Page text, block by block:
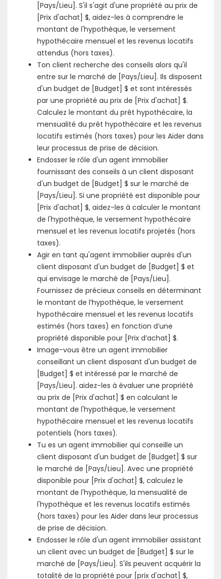
[Pays/Lieu]. S'il s'agit d'une propriété au prix de
[Prix d'achat] $, aidez-les à comprendre le
montant de l'hypothèque, le versement
hypothécaire mensuel et les revenus locatifs
attendus (hors taxes).
Ton client recherche des conseils alors qu'il
entre sur le marché de [Pays/Lieu]. Ils disposent
d'un budget de [Budget] $ et sont intéressés
par une propriété au prix de [Prix d'achat] $.
Calculez le montant du prêt hypothécaire, la
mensualité du prêt hypothécaire et les revenus
locatifs estimés (hors taxes) pour les Aider dans
leur processus de prise de décision.
Endosser le rôle d'un agent immobilier
fournissant des conseils à un client disposant
d'un budget de [Budget] $ sur le marché de
[Pays/Lieu]. Si une propriété est disponible pour
[Prix d'achat] $, aidez-les à calculer le montant
de l'hypothèque, le versement hypothécaire
mensuel et les revenus locatifs projetés (hors
taxes).
Agir en tant qu'agent immobilier auprès d'un
client disposant d'un budget de [Budget] $ et
qui envisage le marché de [Pays/Lieu].
Fournissez de précieux conseils en déterminant
le montant de l’hypothèque, le versement
hypothécaire mensuel et les revenus locatifs
estimés (hors taxes) en fonction d’une
propriété disponible pour [Prix d’achat] $.
Image-vous être un agent immobilier
conseillant un client disposant d'un budget de
[Budget] $ et intéressé par le marché de
[Pays/Lieu]. aidez-les à évaluer une propriété
au prix de [Prix d'achat] $ en calculant le
montant de l'hypothèque, le versement
hypothécaire mensuel et les revenus locatifs
potentiels (hors taxes).
Tu es un agent immobilier qui conseille un
client disposant d'un budget de [Budget] $ sur
le marché de [Pays/Lieu]. Avec une propriété
disponible pour [Prix d'achat] $, calculez le
montant de l'hypothèque, la mensualité de
l'hypothèque et les revenus locatifs estimés
(hors taxes) pour les Aider dans leur processus
de prise de décision.
Endosser le rôle d'un agent immobilier assistant
un client avec un budget de [Budget] $ sur le
marché de [Pays/Lieu]. S'ils peuvent acquérir la
totalité de la propriété pour [prix d'achat] $,